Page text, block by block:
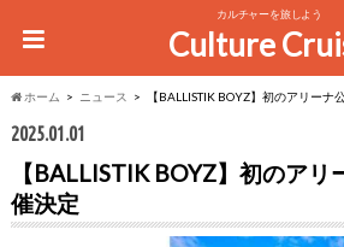
カルチャーを旅しよう
Culture
ホーム ニュース 【BALLISTIK BOYZ】初のアリーナ
2025.01.01
【BALLISTIK BOYZ】初のア
催決定